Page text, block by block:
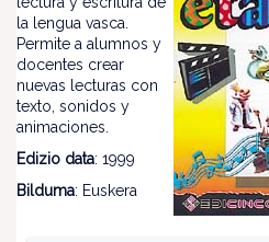
la lengua vasca.
Permite a alumnos y
docentes crear
nuevas lecturas con
texto, sonidos y
animaciones.
Edizio data: 1999
Bilduma: Euskera